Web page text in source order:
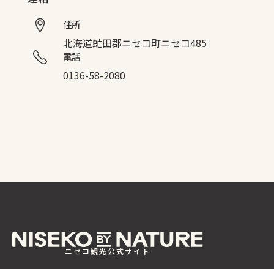
住所
北海道虻田郡ニセコ町ニセコ485
電話
0136-58-2080
ニセコ観光公式サイト